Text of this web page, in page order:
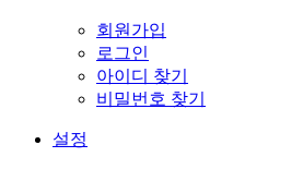
회원가입
로그인
아이디 찾기
비밀번호 찾기
설정